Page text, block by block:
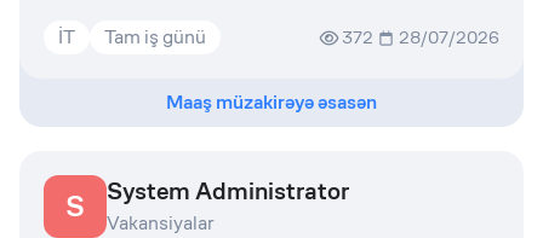
İT Tam iş günü 372 28/07/2026
Maaş müzakirəyə əsasən
S System Administrator
Vakansiyalar